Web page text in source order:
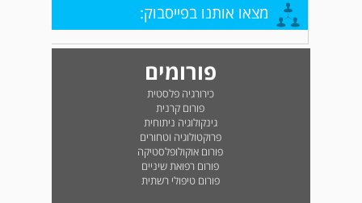
מצאו אותנו בפייסבוק:
פורומים
כירורגיה פלסטית
פורום קרנית
גינקולוגיה ניתוחית
פרוקטולוגיה וטחורים
פורום אוקולופלסטיקה
פורום רפואת שיניים
פורום טיפולי רשתית